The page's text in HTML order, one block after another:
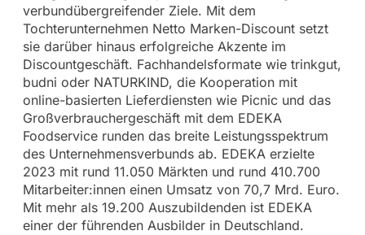
verbundübergreifender Ziele. Mit dem
Tochterunternehmen Netto Marken-Discount setzt
sie darüber hinaus erfolgreiche Akzente im
Discountgeschäft. Fachhandelsformate wie trinkgut,
budni oder NATURKIND, die Kooperation mit
online-basierten Lieferdiensten wie Picnic und das
Großverbrauchergeschäft mit dem EDEKA
Foodservice runden das breite Leistungsspektrum
des Unternehmensverbunds ab. EDEKA erzielte
2023 mit rund 11.050 Märkten und rund 410.700
Mitarbeiter:innen einen Umsatz von 70,7 Mrd. Euro.
Mit mehr als 19.200 Auszubildenden ist EDEKA
einer der führenden Ausbilder in Deutschland.